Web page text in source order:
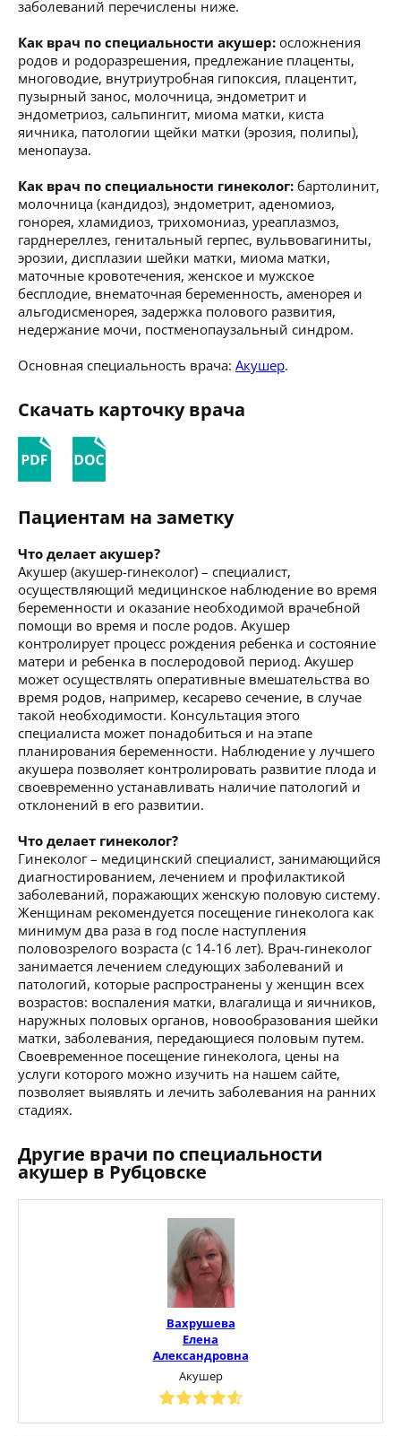
заболеваний перечислены ниже.
Как врач по специальности акушер: осложнения
родов и родоразрешения, предлежание плаценты,
многоводие, внутриутробная гипоксия, плацентит,
пузырный занос, молочница, эндометрит и
эндометриоз, сальпингит, миома матки, киста
яичника, патологии щейки матки (эрозия, полипы),
менопауза.
Как врач по специальности гинеколог: бартолинит,
молочница (кандидоз), эндометрит, аденомиоз,
гонорея, хламидиоз, трихомониаз, уреаплазмоз,
гарднереллез, генитальный герпес, вульвовагиниты,
эрозии, дисплазии шейки матки, миома матки,
маточные кровотечения, женское и мужское
бесплодие, внематочная беременность, аменорея и
альгодисменорея, задержка полового развития,
недержание мочи, постменопаузальный синдром.
Основная специальность врача: Акушер.
Скачать карточку врача
Пациентам на заметку
Что делает акушер?
Акушер (акушер-гинеколог) – специалист,
осуществляющий медицинское наблюдение во время
беременности и оказание необходимой врачебной
помощи во время и после родов. Акушер
контролирует процесс рождения ребенка и состояние
матери и ребенка в послеродовой период. Акушер
может осуществлять оперативные вмешательства во
время родов, например, кесарево сечение, в случае
такой необходимости. Консультация этого
специалиста может понадобиться и на этапе
планирования беременности. Наблюдение у лучшего
акушера позволяет контролировать развитие плода и
своевременно устанавливать наличие патологий и
отклонений в его развитии.
Что делает гинеколог?
Гинеколог – медицинский специалист, занимающийся
диагностированием, лечением и профилактикой
заболеваний, поражающих женскую половую систему.
Женщинам рекомендуется посещение гинеколога как
минимум два раза в год после наступления
половозрелого возраста (с 14-16 лет). Врач-гинеколог
занимается лечением следующих заболеваний и
патологий, которые распространены у женщин всех
возрастов: воспаления матки, влагалища и яичников,
наружных половых органов, новообразования шейки
матки, заболевания, передающиеся половым путем.
Своевременное посещение гинеколога, цены на
услуги которого можно изучить на нашем сайте,
позволяет выявлять и лечить заболевания на ранних
стадиях.
Другие врачи по специальности
акушер в Рубцовске
Вахрушева
Елена
Александровна
Акушер